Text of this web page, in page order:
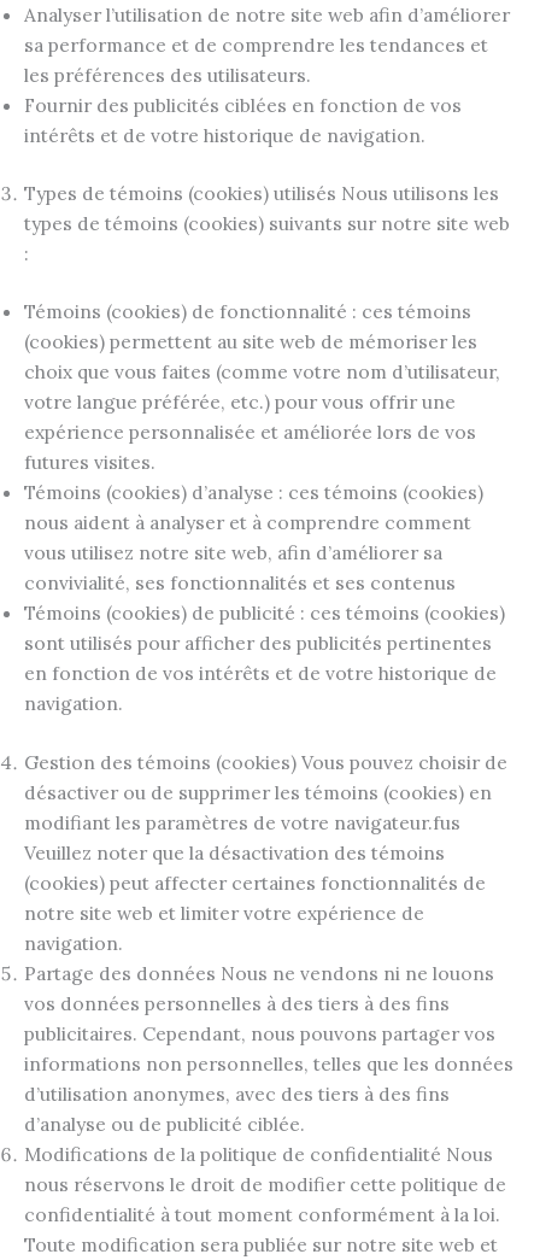
Analyser l’utilisation de notre site web afin d’améliorer
sa performance et de comprendre les tendances et
les préférences des utilisateurs.
Fournir des publicités ciblées en fonction de vos
intérêts et de votre historique de navigation.
Types de témoins (cookies) utilisés Nous utilisons les
types de témoins (cookies) suivants sur notre site web
:
Témoins (cookies) de fonctionnalité : ces témoins
(cookies) permettent au site web de mémoriser les
choix que vous faites (comme votre nom d’utilisateur,
votre langue préférée, etc.) pour vous offrir une
expérience personnalisée et améliorée lors de vos
futures visites.
Témoins (cookies) d’analyse : ces témoins (cookies)
nous aident à analyser et à comprendre comment
vous utilisez notre site web, afin d’améliorer sa
convivialité, ses fonctionnalités et ses contenus
Témoins (cookies) de publicité : ces témoins (cookies)
sont utilisés pour afficher des publicités pertinentes
en fonction de vos intérêts et de votre historique de
navigation.
Gestion des témoins (cookies) Vous pouvez choisir de
désactiver ou de supprimer les témoins (cookies) en
modifiant les paramètres de votre navigateur.fus
Veuillez noter que la désactivation des témoins
(cookies) peut affecter certaines fonctionnalités de
notre site web et limiter votre expérience de
navigation.
Partage des données Nous ne vendons ni ne louons
vos données personnelles à des tiers à des fins
publicitaires. Cependant, nous pouvons partager vos
informations non personnelles, telles que les données
d’utilisation anonymes, avec des tiers à des fins
d’analyse ou de publicité ciblée.
Modifications de la politique de confidentialité Nous
nous réservons le droit de modifier cette politique de
confidentialité à tout moment conformément à la loi.
Toute modification sera publiée sur notre site web et